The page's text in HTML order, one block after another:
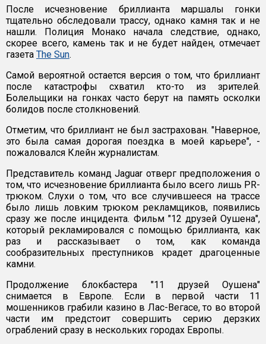
После исчезновение бриллианта маршалы гонки
тщательно обследовали трассу, однако камня так и не
нашли. Полиция Монако начала следствие, однако,
скорее всего, камень так и не будет найден, отмечает
газета The Sun.
Самой вероятной остается версия о том, что бриллиант
после катастрофы схватил кто-то из зрителей.
Болельщики на гонках часто берут на память осколки
болидов после столкновений.
Отметим, что бриллиант не был застрахован. "Наверное,
это была самая дорогая поездка в моей карьере", -
пожаловался Клейн журналистам.
Представитель команд Jaguar отверг предположения о
том, что исчезновение бриллианта было всего лишь PR-
трюком. Слухи о том, что все случившееся на трассе
было лишь ловким трюком рекламщиков, появились
сразу же после инцидента. Фильм "12 друзей Оушена",
который рекламировался с помощью бриллианта, как
раз и рассказывает о том, как команда
сообразительных преступников крадет драгоценные
камни.
Продолжение блокбастера "11 друзей Оушена"
снимается в Европе. Если в первой части 11
мошенников грабили казино в Лас-Вегасе, то во второй
части им предстоит совершить серию дерзких
ограблений сразу в нескольких городах Европы.